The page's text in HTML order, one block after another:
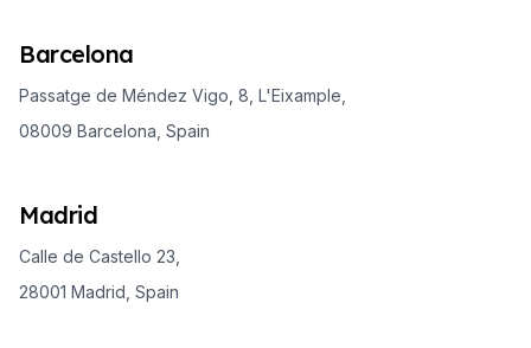
Barcelona
Passatge de Méndez Vigo, 8, L'Eixample,
08009 Barcelona, Spain
Madrid
Calle de Castello 23,
28001 Madrid, Spain